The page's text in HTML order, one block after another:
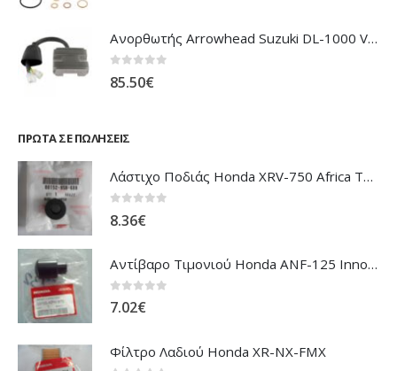
Ανορθωτής Arrowhead Suzuki DL-1000 V'Strom
85.50€
ΠΡΏΤΑ ΣΕ ΠΩΛΉΣΕΙΣ
Λάστιχο Ποδιάς Honda XRV-750 Africa Twin
8.36€
Αντίβαρο Τιμονιού Honda ANF-125 Innova
0out of 5
7.02€
Φίλτρο Λαδιού Honda XR-NX-FMX